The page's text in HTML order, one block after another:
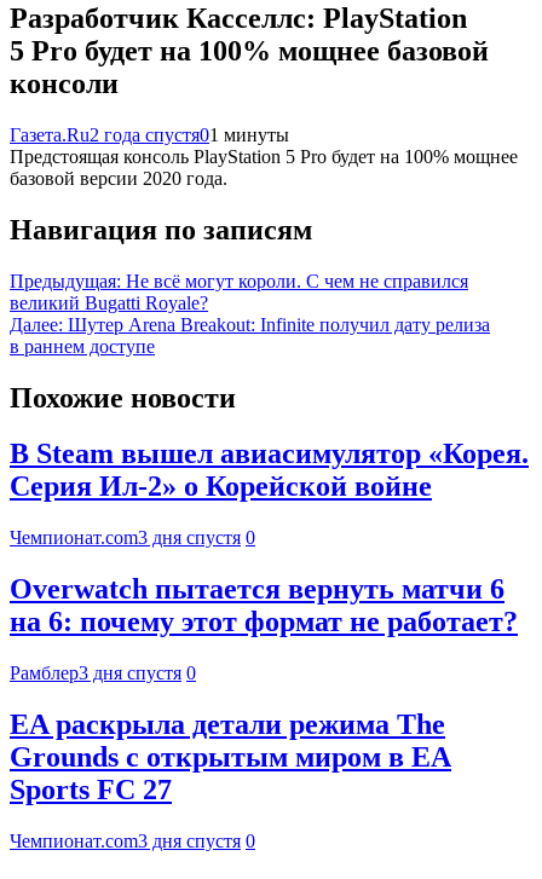
Разработчик Касселлс: PlayStation
5 Pro будет на 100% мощнее базовой
консоли
Газета.Ru2 года спустя01 минуты
Предстоящая консоль PlayStation 5 Pro будет на 100% мощнее
базовой версии 2020 года.
Навигация по записям
Предыдущая: Не всё могут короли. С чем не справился
великий Bugatti Royale?
Далее: Шутер Arena Breakout: Infinite получил дату релиза
в раннем доступе
Похожие новости
В Steam вышел авиасимулятор «Корея.
Серия Ил-2» о Корейской войне
Чемпионат.com3 дня спустя 0
Overwatch пытается вернуть матчи 6
на 6: почему этот формат не работает?
Рамблер3 дня спустя 0
EA раскрыла детали режима The
Grounds с открытым миром в EA
Sports FC 27
Чемпионат.com3 дня спустя 0